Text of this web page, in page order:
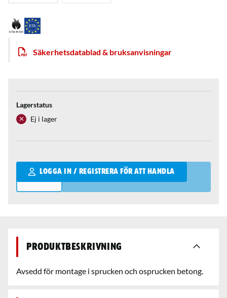
Säkerhetsdatablad & bruksanvisningar
Lagerstatus
Ej i lager
LOGGA IN / REGISTRERA FÖR ATT HANDLA
Qantity
Produktbeskrivning
Avsedd för montage i sprucken och osprucken betong.